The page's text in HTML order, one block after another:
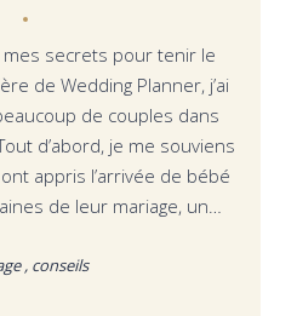
secrets pour tenir le
de Wedding Planner, j’ai
de couples dans
d’abord, je me souviens
appris l’arrivée de bébé
de leur mariage, un…
, conseils